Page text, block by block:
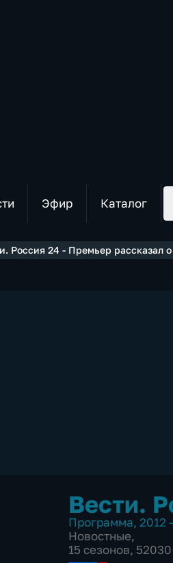
Эфир Каталог
Россия 24 - Премьер рассказал
Вести.
Программа, 2012
Новостные,
15 сезонов,